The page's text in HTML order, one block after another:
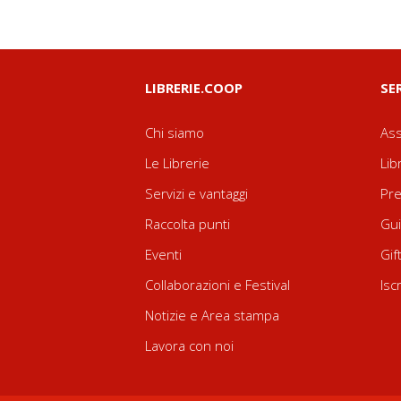
LIBRERIE.COOP
Chi siamo
Le Librerie
Servizi e vantaggi
Raccolta punti
Eventi
Collaborazioni e Festival
Notizie e Area stampa
Lavora con noi